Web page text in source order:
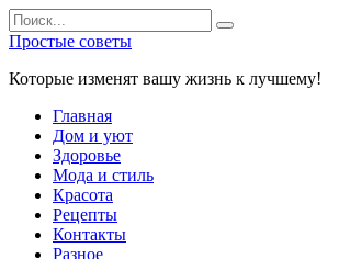
Перейти
к
содержанию
Search
for:
Простые советы
Которые изменят вашу жизнь к лучшему!
Главная
Дом и уют
Здоровье
Мода и стиль
Красота
Рецепты
Контакты
Разное